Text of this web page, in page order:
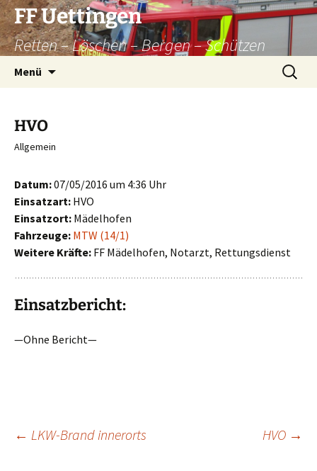
Zum
Inhalt
springen
FF Uettingen
Retten – Löschen – Bergen – Schützen
Menü
Suchen
nach:
HVO
Allgemein
Datum:07/05/2016 um 4:36 Uhr
Einsatzart: HVO
Einsatzort: Mädelhofen
Fahrzeuge: MTW (14/1)
Weitere Kräfte: FF Mädelhofen, Notarzt, Rettungsdienst
Einsatzbericht:
—Ohne Bericht—
Beitragsnavigation
← LKW-Brand innerorts HVO →